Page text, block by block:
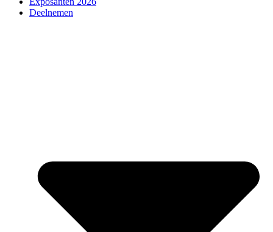
Deelnemen